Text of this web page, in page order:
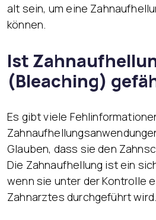
alt sein, um eine
können.
Ist
(Bleaching)
Es gibt viele
Glauben, dass sie den
Die Zahnaufhellung ist ein
wenn sie unter der Kontrolle
Zahnarztes durchgeführt wird.